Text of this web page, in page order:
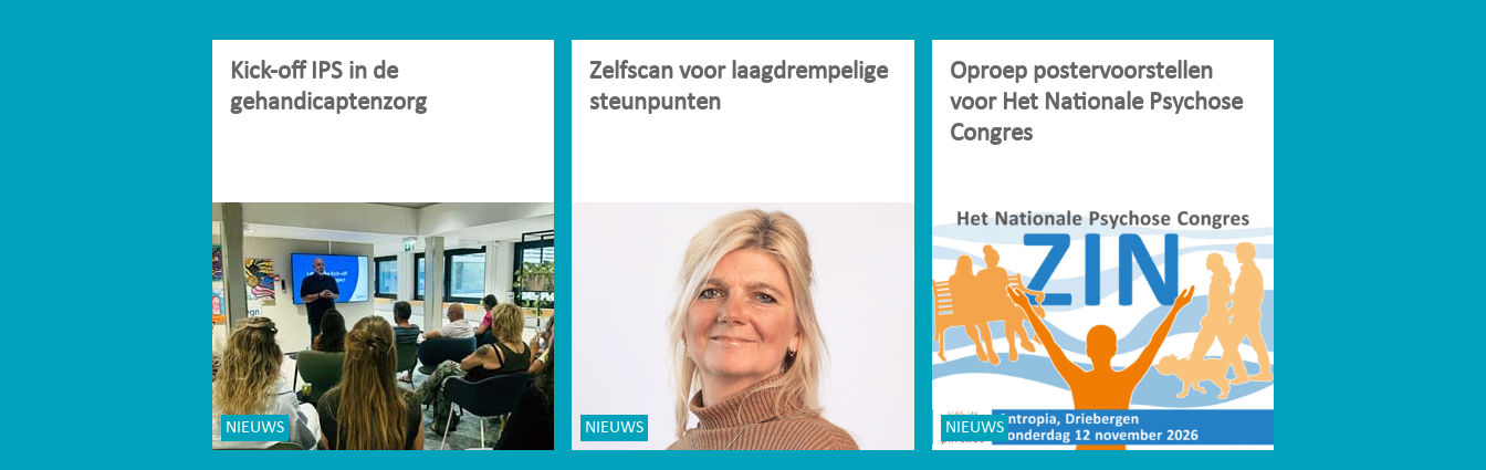
Kick-off IPS in de
gehandicaptenzorg
NIEUWS
Zelfscan voor laagdrempelige
steunpunten
NIEUWS
Oproep postervoorstellen
voor Het Nationale Psychose
Congres
NIEUWS